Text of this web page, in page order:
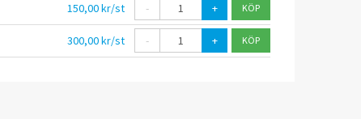
150,00 kr/st - +
300,00 kr/st - +